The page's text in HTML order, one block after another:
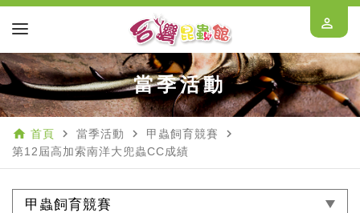
perm_identity
當季活動
home 首頁 navigate_next 當季活動 navigate_next 甲蟲飼育競賽 navigate_next
第12屆高加索南洋大兜蟲CC成績
甲蟲飼育競賽